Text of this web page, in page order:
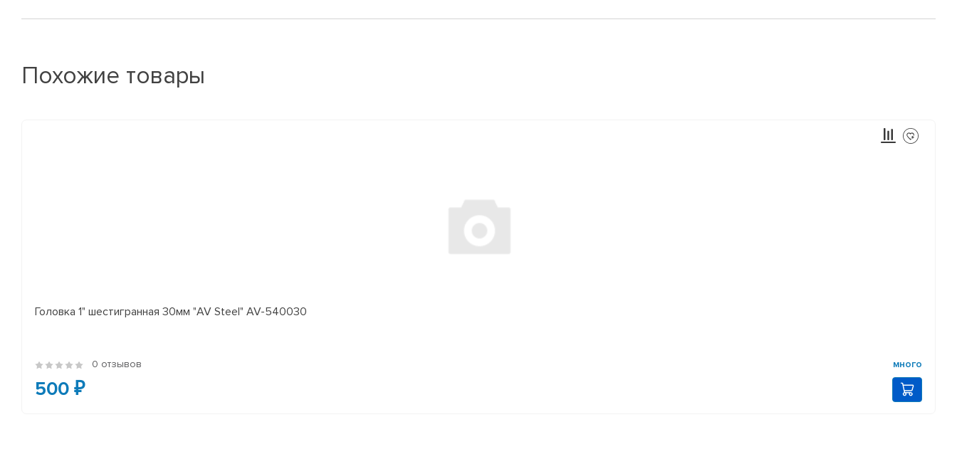
Похожие товары
Головка 1" шестигранная 30мм "AV Steel" AV-540030
0 отзывов много
500 ₽